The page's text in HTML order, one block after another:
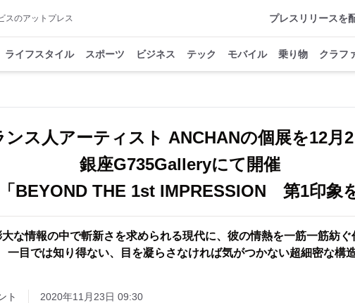
スのアットプレス プレスリリースを
ライフスタイル スポーツ ビジネス テック モバイル 乗り物 クラフ
ンス人アーティスト ANCHANの個展を12月
銀座G735Galleryにて開催
BEYOND THE 1st IMPRESSION 第1印象
大な情報の中で斬新さを求められる現代に、彼の情熱を一筋一筋紡
一目では知り得ない、目を凝らさなければ気がつかない超細密な構
ト 2020年11月23日 09:30